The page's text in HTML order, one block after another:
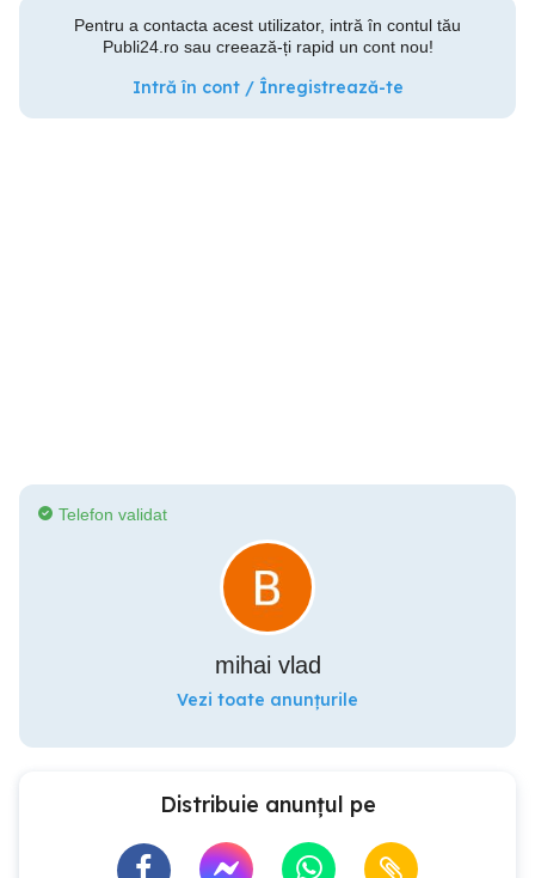
Pentru a contacta acest utilizator, intră în contul tău
Publi24.ro sau creează-ți rapid un cont nou!
Intră în cont / Înregistrează-te
Telefon validat
mihai vlad
Vezi toate anunțurile
Distribuie anunțul pe